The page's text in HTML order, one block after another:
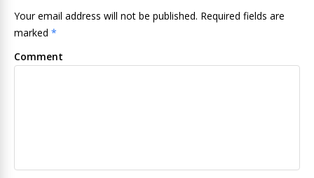
Your email address will not be published. Required fields are
marked *
Comment